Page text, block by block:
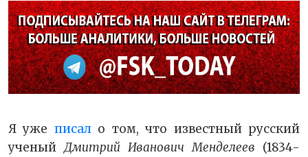
Я уже писало том, что известный русский
ученыйДмитрий Иванович Менделеев (1834-